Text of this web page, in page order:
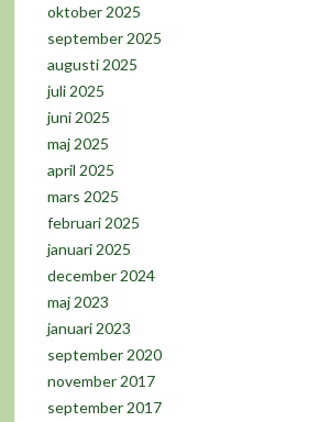
oktober 2025
september 2025
augusti 2025
juli 2025
juni 2025
maj 2025
april 2025
mars 2025
februari 2025
januari 2025
december 2024
maj 2023
januari 2023
september 2020
november 2017
september 2017